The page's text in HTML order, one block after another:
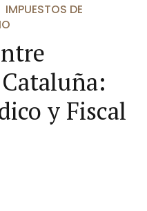
IMPUESTOS DE
y Fiscal